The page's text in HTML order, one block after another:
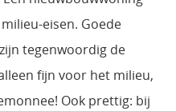
eisen. Goede
tegenwoordig de
fijn voor het milieu,
Ook prettig: bij